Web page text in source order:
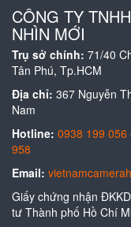
CÔNG TY
NHÌN MỚI
Trụ sở chính: 71/40
Tân Phú, Tp.HCM
Địa chỉ: 367 Nguyễn
Nam
Hotline: 0938 199 056
958
Email:
Giấy chứng nhận
tư Thành phố Hồ Chí